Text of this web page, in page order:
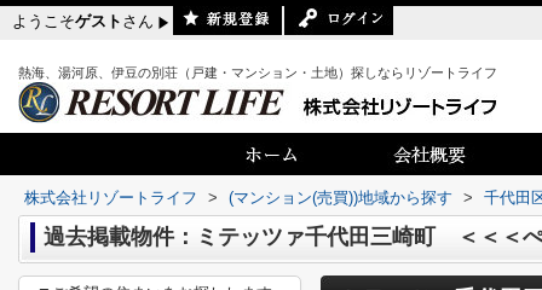
ようこそゲスト さん
熱海、湯河原、伊豆の別荘（戸建・マンション・土地）探しならリゾートライフ
株式会社リゾートライフ > (マンション(売買))地域から探す > 千代田
過去掲載物件：ミテッツァ千代田三崎町 ＜＜＜